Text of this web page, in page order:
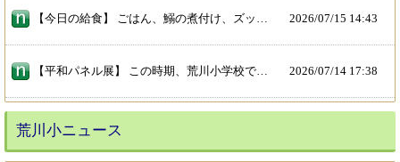
【今日の給食】 ごはん、鰯の煮付け、ズッキーニとコーンの味噌汁、小松菜の炒め物、牛乳 今日の「夏野菜」はズッキーニとコーンです。 2026/07/15 14:43
【平和パネル展】 この時期、荒川小学校では平和学習の一環として「パネル展」を行っています。 子どもたちは戦時中の新聞や写真を見ながら「平和の大切さ」や「戦争の悲惨さ」を感じていました。 2026/07/14 17:38
荒川小ニュース